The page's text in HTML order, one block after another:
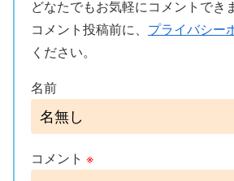
どなたでもお気軽にコメントでき
コメント投稿前に、 プライバシー
ください。
名前
コメント ※